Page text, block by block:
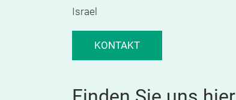
Israel
KONTAKT